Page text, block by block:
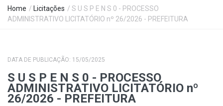
Home / Licitações / S U S P E N S 0 - PROCESSO
ADMINISTRATIVO LICITATÓRIO nº 26/2026 - PREFEITURA
DATA DE PUBLICAÇÃO: 15/05/2025
S U S P E N S 0 - PROCESSO
ADMINISTRATIVO LICITATÓRIO nº
26/2026 - PREFEITURA